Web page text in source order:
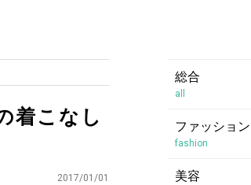
着こなし
2017/01/01
総合
all
ファッション
fashion
美容